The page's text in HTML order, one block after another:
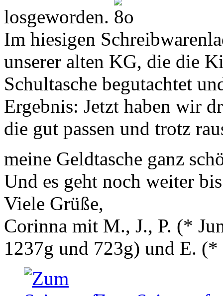
losgeworden.
Im hiesigen
unserer alten KG, die die
Schultasche begutachtet
Ergebnis: Jetzt haben wir
die gut passen und trotz
meine Geldtasche ganz
Und es geht noch weiter
Viele Grüße,
Corinna mit M., J., P. (*
1237g und 723g) und E. (*